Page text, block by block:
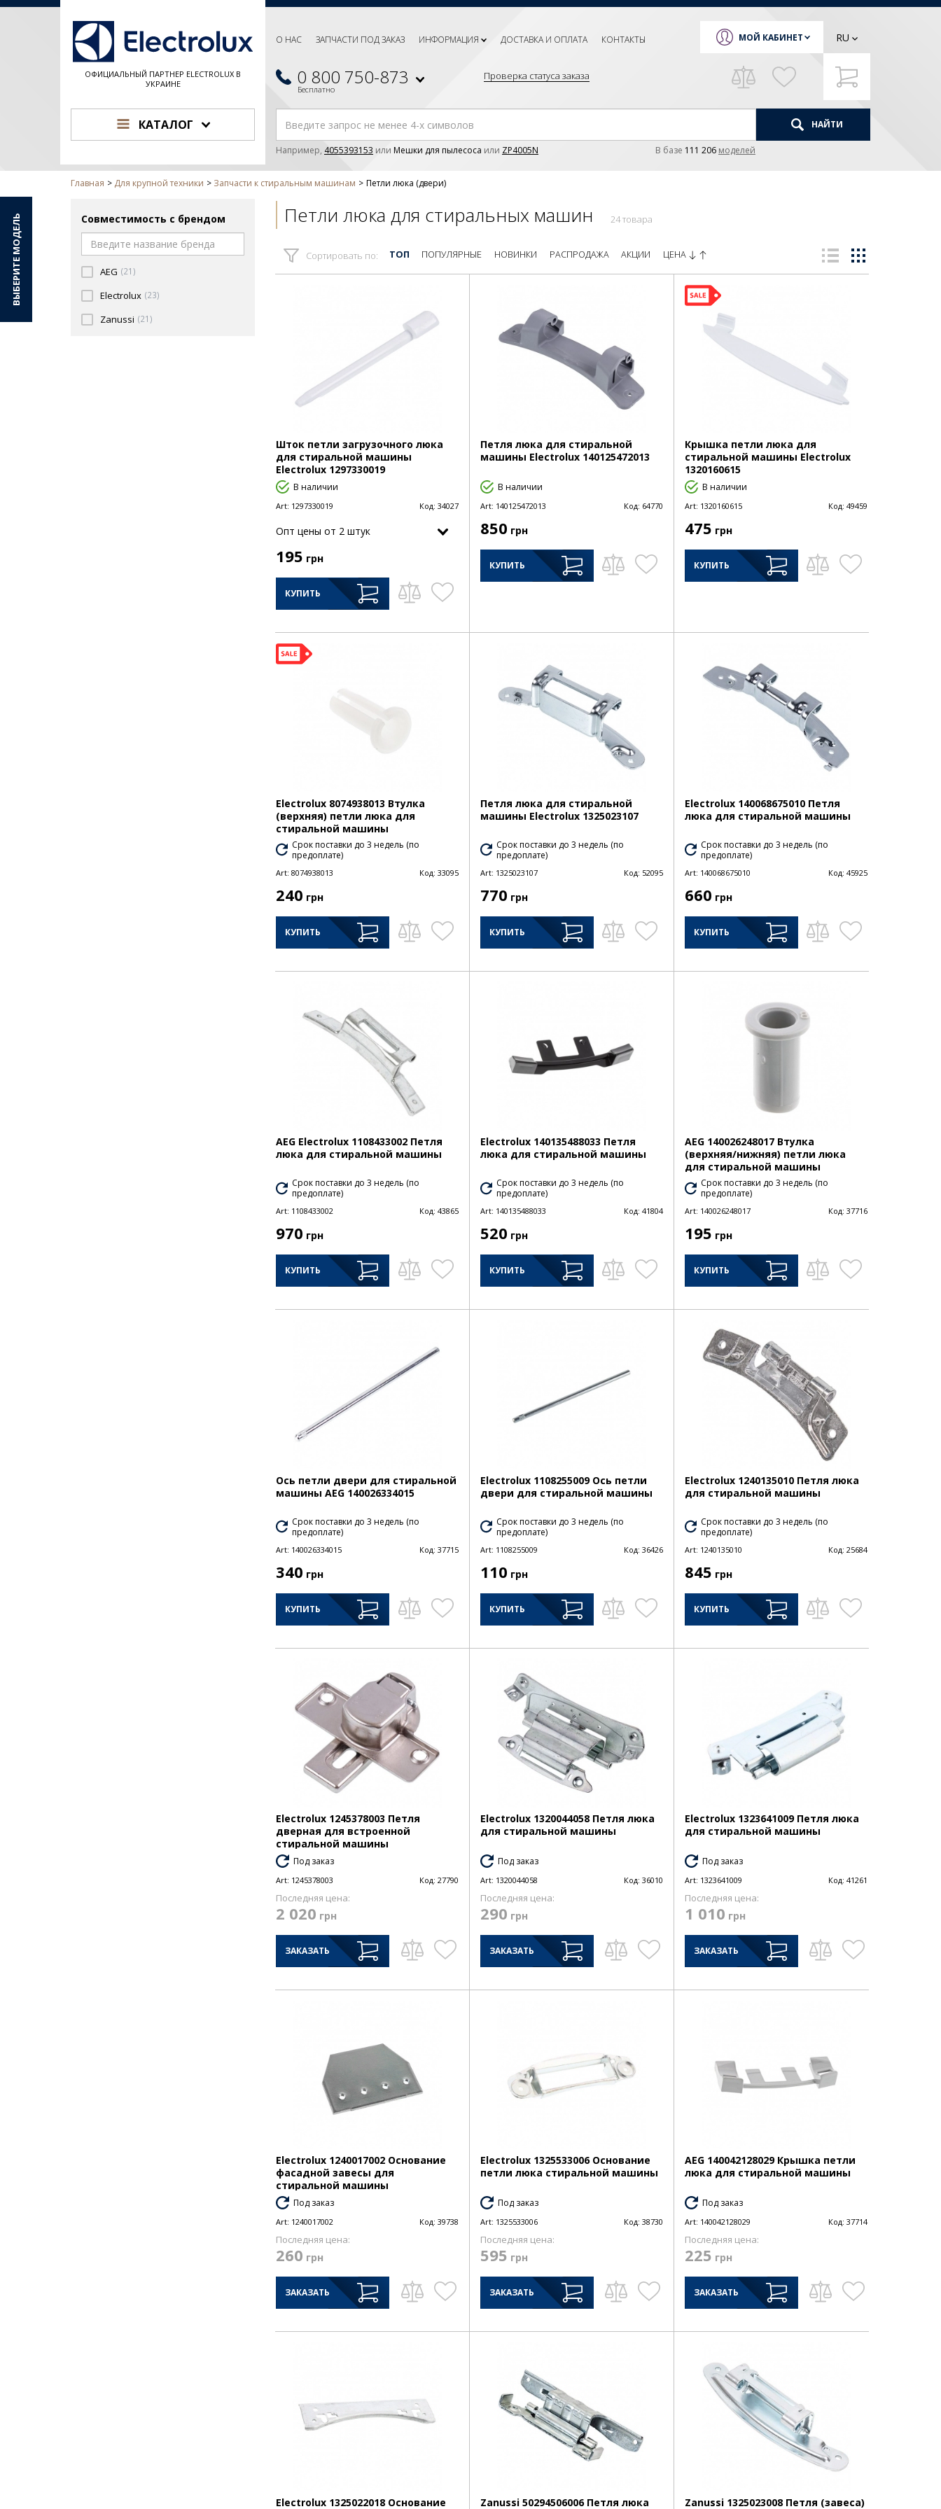
ОФИЦИАЛЬНЫЙ ПАРТНЕР ELECTROLUX В
УКРАИНЕ
О НАС ЗАПЧАСТИ ПОД ЗАКАЗ ИНФОРМАЦИЯ ДОСТАВКА И ОПЛАТА КОНТАКТЫ
0 800 750-873
Бесплатно
Проверка статуса заказа
МОЙ КАБИНЕТ RU
КАТАЛОГ НАЙТИ
Например, 4055393153 или Мешки для пылесоса или ZP4005N В базе 111 206 моделей
Главная Для крупной техники Запчасти к стиральным машинам Петли люка (двери)
Совместимость с брендом
AEG (21)
Electrolux (23)
Zanussi (21)
Петли люка для стиральных машин 24 товара
Сортировать по: ТОП ПОПУЛЯРНЫЕ НОВИНКИ РАСПРОДАЖА АКЦИИ ЦЕНА
Шток петли загрузочного люка
для стиральной машины
Electrolux 1297330019
В наличии
Art: 1297330019 Код: 34027
Опт цены от 2 штук
195 грн
КУПИТЬ
Петля люка для стиральной
машины Electrolux 140125472013
В наличии
Art: 140125472013 Код: 64770
850 грн
КУПИТЬ
Крышка петли люка для
стиральной машины Electrolux
1320160615
В наличии
Art: 1320160615 Код: 49459
475 грн
КУПИТЬ
Electrolux 8074938013 Втулка
(верхняя) петли люка для
стиральной машины
Срок поставки до 3 недель (по
предоплате)
Art: 8074938013 Код: 33095
240 грн
КУПИТЬ
Петля люка для стиральной
машины Electrolux 1325023107
Срок поставки до 3 недель (по
предоплате)
Art: 1325023107 Код: 52095
770 грн
КУПИТЬ
Electrolux 140068675010 Петля
люка для стиральной машины
Срок поставки до 3 недель (по
предоплате)
Art: 140068675010 Код: 45925
660 грн
КУПИТЬ
AEG Electrolux 1108433002 Петля
люка для стиральной машины
Срок поставки до 3 недель (по
предоплате)
Art: 1108433002 Код: 43865
970 грн
КУПИТЬ
Electrolux 140135488033 Петля
люка для стиральной машины
Срок поставки до 3 недель (по
предоплате)
Art: 140135488033 Код: 41804
520 грн
КУПИТЬ
AEG 140026248017 Втулка
(верхняя/нижняя) петли люка
для стиральной машины
Срок поставки до 3 недель (по
предоплате)
Art: 140026248017 Код: 37716
195 грн
КУПИТЬ
Ось петли двери для стиральной
машины AEG 140026334015
Срок поставки до 3 недель (по
предоплате)
Art: 140026334015 Код: 37715
340 грн
КУПИТЬ
Electrolux 1108255009 Ось петли
двери для стиральной машины
Срок поставки до 3 недель (по
предоплате)
Art: 1108255009 Код: 36426
110 грн
КУПИТЬ
Electrolux 1240135010 Петля люка
для стиральной машины
Срок поставки до 3 недель (по
предоплате)
Art: 1240135010 Код: 25684
845 грн
КУПИТЬ
Electrolux 1245378003 Петля
дверная для встроенной
стиральной машины
Под заказ
Art: 1245378003 Код: 27790
Последняя цена:
2 020 грн
ЗАКАЗАТЬ
Electrolux 1320044058 Петля люка
для стиральной машины
Под заказ
Art: 1320044058 Код: 36010
Последняя цена:
290 грн
ЗАКАЗАТЬ
Electrolux 1323641009 Петля люка
для стиральной машины
Под заказ
Art: 1323641009 Код: 41261
Последняя цена:
1 010 грн
ЗАКАЗАТЬ
Electrolux 1240017002 Основание
фасадной завесы для
стиральной машины
Под заказ
Art: 1240017002 Код: 39738
Последняя цена:
260 грн
ЗАКАЗАТЬ
Electrolux 1325533006 Основание
петли люка стиральной машины
Под заказ
Art: 1325533006 Код: 38730
Последняя цена:
595 грн
ЗАКАЗАТЬ
AEG 140042128029 Крышка петли
люка для стиральной машины
Под заказ
Art: 140042128029 Код: 37714
Последняя цена:
225 грн
ЗАКАЗАТЬ
Electrolux 1325022018 Основание
Zanussi 50294506006 Петля люка
Zanussi 1325023008 Петля (завеса)
ВЫБЕРИТЕ МОДЕЛЬ